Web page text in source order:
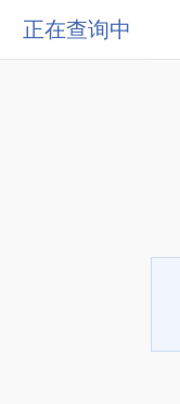
正在查询中